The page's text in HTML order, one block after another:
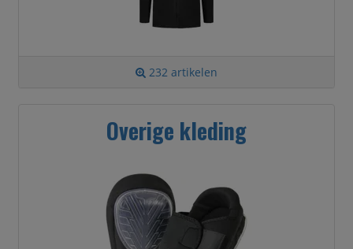
232 artikelen
Overige kleding